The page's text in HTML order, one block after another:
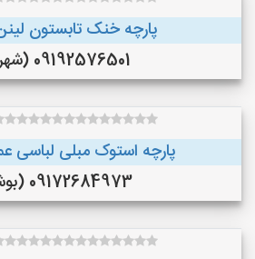
پارچه خنک تابستون
09192576501 (شهرکرد)
پارچه استوک مبلی لباسی
09172684973 (بوشهر)